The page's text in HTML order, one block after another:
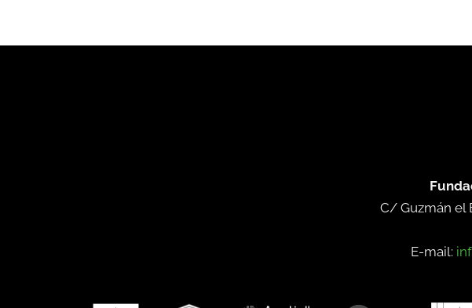
C/ Guzmán el
E-mail: